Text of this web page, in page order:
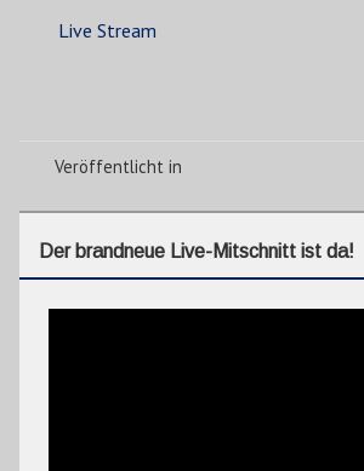
Live Stream
Veröffentlicht in
Der brandneue Live-Mitschnitt ist da!